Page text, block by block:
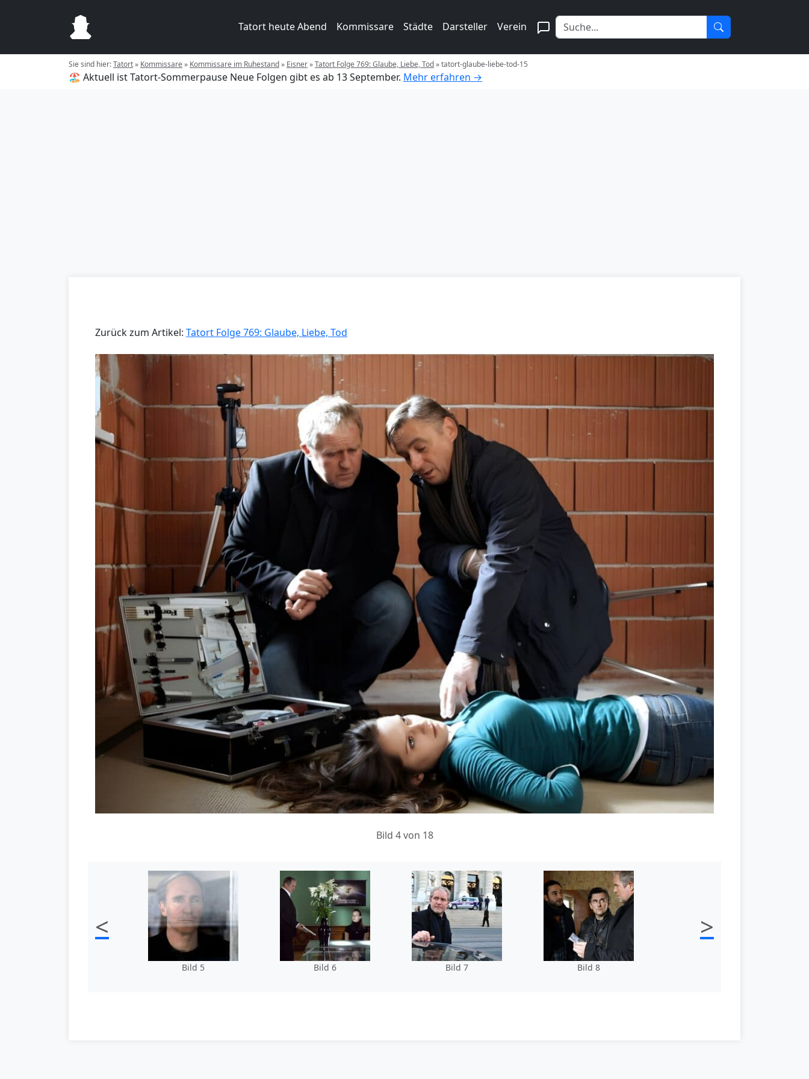
Tatort heute Abend Kommissare Städte Darsteller Verein
Sie sind hier:Tatort» Kommissare» Kommissare im Ruhestand» Eisner»Tatort Folge 769: Glaube, Liebe, Tod»tatort-glaube-liebe-tod-15
🏖️ Aktuell ist Tatort-Sommerpause Neue Folgen gibt es ab 13 September. Mehr erfahren →
Zurück zum Artikel: Tatort Folge 769: Glaube, Liebe, Tod
Bild 4 von 18
<
Bild 5 Bild 6 Bild 7 Bild 8
>